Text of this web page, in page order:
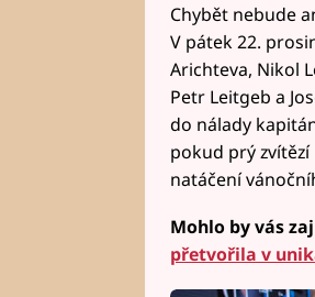
Chybět nebude
V pátek 22.
Arichteva, Nikol
Petr Leitgeb a
do nálady
pokud prý
natáčení
Mohlo by vás
přetvořila v